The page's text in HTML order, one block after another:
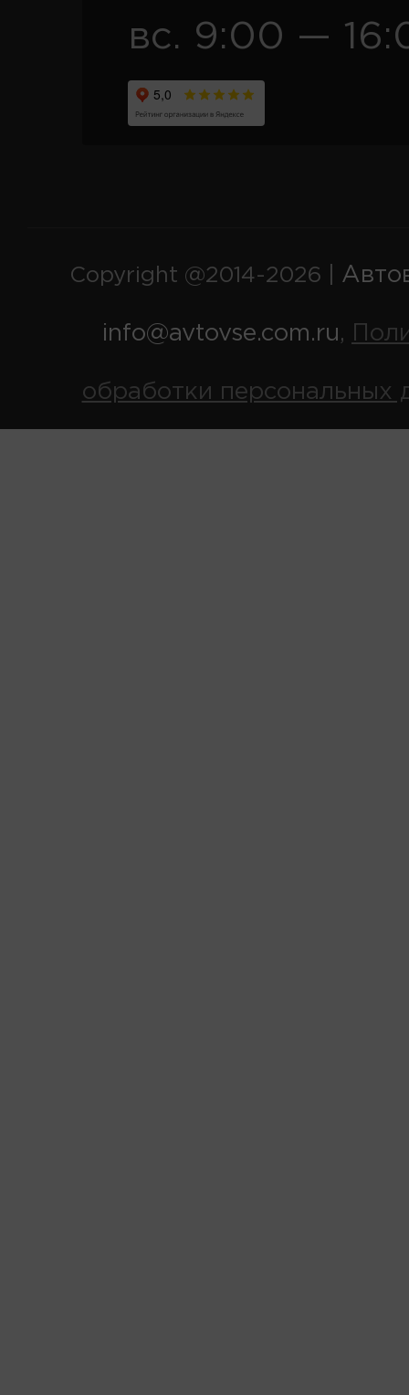
вс. 9:00 —
Copyright @2014-2026 |
info@avtovse.com.ru,
обработки персональных